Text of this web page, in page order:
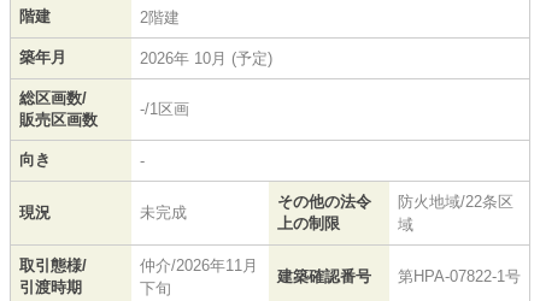
階建 2階建
築年月 2026年 10月 (予定)
総区画数/
販売区画数
-/1区画
向き -
現況 未完成
その他の法令
上の制限
防火地域/22条区
域
取引態様/
引渡時期
仲介/2026年11月
下旬
建築確認番号 第HPA-07822-1号